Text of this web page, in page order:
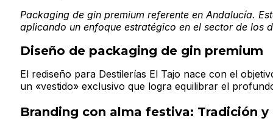
Packaging de gin premium referente en Andalucía.
aplicando un enfoque estratégico en el sector de los
Diseño de packaging de gin premium
El rediseño para Destilerías El Tajo nace con el
un «vestido» exclusivo que logra equilibrar el
Branding con alma festiva: Tradición